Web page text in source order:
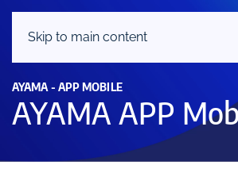
Skip to main content
AYAMA - APP MOBILE
AYAMA APP